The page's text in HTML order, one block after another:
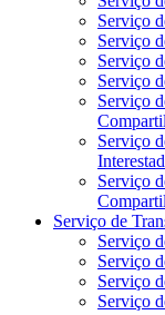
Serviço
Serviço
Serviço
Serviço
Serviço
Serviço
Serviço
Serviço de
Serviço
Serviço
Serviço
Serviço